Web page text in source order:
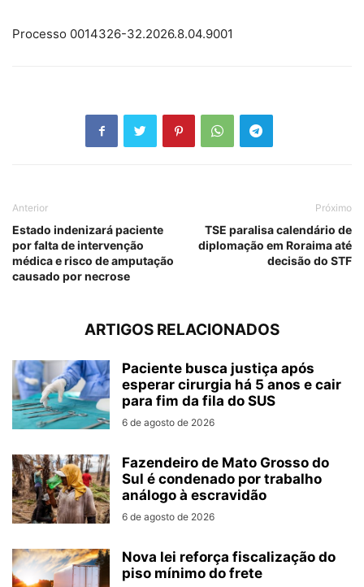
Processo 0014326-32.2026.8.04.9001
Anterior
Estado indenizará paciente
por falta de intervenção
médica e risco de amputação
causado por necrose
Próximo
TSE paralisa calendário de
diplomação em Roraima até
decisão do STF
ARTIGOS RELACIONADOS
Paciente busca justiça após
esperar cirurgia há 5 anos e cair
para fim da fila do SUS
6 de agosto de 2026
Fazendeiro de Mato Grosso do
Sul é condenado por trabalho
análogo à escravidão
6 de agosto de 2026
Nova lei reforça fiscalização do
piso mínimo do frete